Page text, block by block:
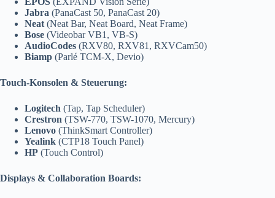
Jabra (PanaCast 50, PanaCast 20)
Neat (Neat Bar, Neat Board, Neat Frame)
Bose (Videobar VB1, VB-S)
AudioCodes (RXV80, RXV81, RXVCam50)
Biamp (Parlé TCM-X, Devio)
Touch-Konsolen & Steuerung:
Logitech (Tap, Tap Scheduler)
Crestron (TSW-770, TSW-1070, Mercury)
Lenovo (ThinkSmart Controller)
Yealink (CTP18 Touch Panel)
HP (Touch Control)
Displays & Collaboration Boards: